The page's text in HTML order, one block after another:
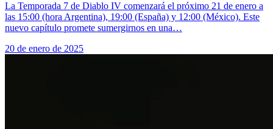
La Temporada 7 de Diablo IV comenzará el próximo 21 de enero a
las 15:00 (hora Argentina), 19:00 (España) y 12:00 (México). Este
nuevo capítulo promete sumergirnos en una…
20 de enero de 2025